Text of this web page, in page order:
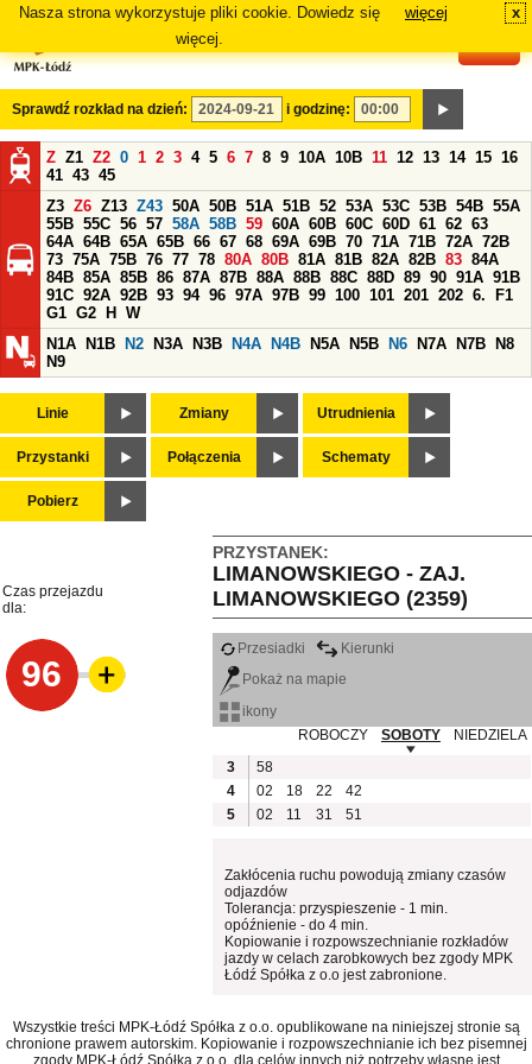
Nasza strona wykorzystuje pliki cookie. Dowiedz się
więcej.
więcej x
Sprawdź rozkład na dzień: i godzinę:
Z Z1 Z2 0 1 2 3 4 5 6 7 8 9 10A 10B 11 12 13 14 15 16
41 43 45
Z3 Z6 Z13 Z43 50A 50B 51A 51B 52 53A 53C 53B 54B 55A
55B 55C 56 57 58A 58B 59 60A 60B 60C 60D 61 62 63
64A 64B 65A 65B 66 67 68 69A 69B 70 71A 71B 72A 72B
73 75A 75B 76 77 78 80A 80B 81A 81B 82A 82B 83 84A
84B 85A 85B 86 87A 87B 88A 88B 88C 88D 89 90 91A 91B
91C 92A 92B 93 94 96 97A 97B 99 100 101 201 202 6.
F1
G1 G2 H
W
N1A
N1B N2 N3A N3B N4A N4B N5A N5B N6 N7A N7B
N8
N9
Linie Zmiany Utrudnienia
Przystanki Połączenia Schematy
Pobierz
PRZYSTANEK:
LIMANOWSKIEGO - ZAJ.
LIMANOWSKIEGO (2359)
Czas przejazdu
dla:
96
Przesiadki
Kierunki
Pokaż na mapie
ikony
ROBOCZY
SOBOTY
NIEDZIELA
3
58
4
02 18 22
42
5
02 11 31 51
Zakłócenia ruchu powodują zmiany czasów
odjazdów
Tolerancja: przyspieszenie - 1 min.
opóźnienie - do 4 min.
Kopiowanie i rozpowszechnianie rozkładów
jazdy w celach zarobkowych bez zgody MPK
Łódź Spółka z o.o jest zabronione.
Wszystkie treści MPK-Łódź Spółka z o.o. opublikowane na niniejszej stronie są
chronione prawem autorskim. Kopiowanie i rozpowszechnianie ich bez pisemnej
zgody MPK-Łódź Spółka z o.o. dla celów innych niż potrzeby własne jest